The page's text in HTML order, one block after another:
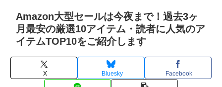
Amazon大型セールは今夜まで！過去3ヶ
月最安の厳選10アイテム・読者に人気のア
イテムTOP10をご紹介します
X Bluesky Facebook